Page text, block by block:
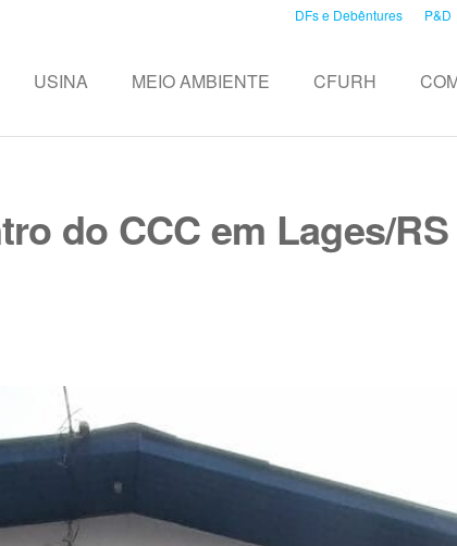
DFs e Debêntures P&D
USINA MEIO AMBIENTE CFURH
do CCC em Lages/